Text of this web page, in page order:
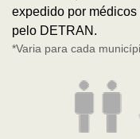
expedido por
pelo DETRAN.
*Varia para cada